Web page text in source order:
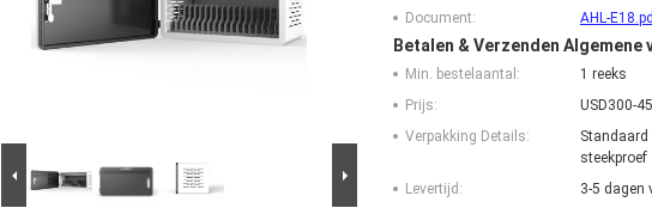
Document:
AHL-
Betalen & Verzenden Algemene
Min. bestelaantal:
1 reeks
Prijs:
USD300-
Verpakking Details:
Standaard
steekproef
Levertijd:
3-5 dagen